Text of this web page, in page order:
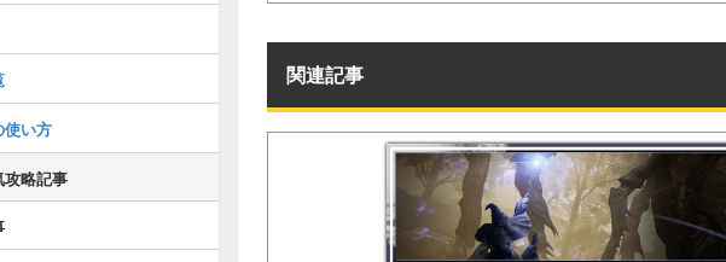
関連記事
使い方
略記事